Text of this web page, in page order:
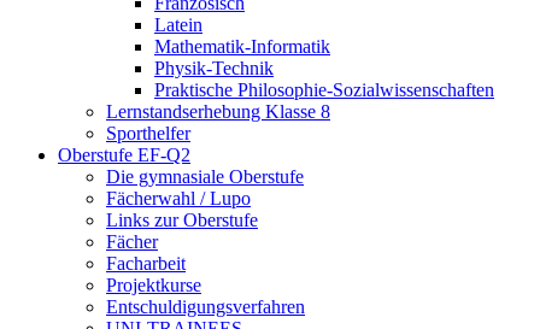
Latein
Mathematik-Informatik
Physik-Technik
Praktische Philosophie-Sozialwissenschaften
Lernstandserhebung Klasse 8
Sporthelfer
Oberstufe EF-Q2
Die gymnasiale Oberstufe
Fächerwahl / Lupo
Links zur Oberstufe
Fächer
Facharbeit
Projektkurse
Entschuldigungsverfahren